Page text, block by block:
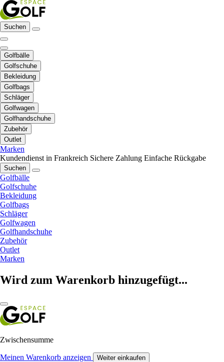
Suchen
Golfbälle
Golfschuhe
Bekleidung
Golfbags
Schläger
Golfwagen
Golfhandschuhe
Zubehör
Outlet
Marken
Kundendienst in Frankreich Sichere Zahlung Einfache Rückgabe
Suchen
Golfbälle
Golfschuhe
Bekleidung
Golfbags
Schläger
Golfwagen
Golfhandschuhe
Zubehör
Outlet
Marken
Wird zum Warenkorb hinzugefügt...
Zwischensumme
Meinen Warenkorb anzeigen Weiter einkaufen